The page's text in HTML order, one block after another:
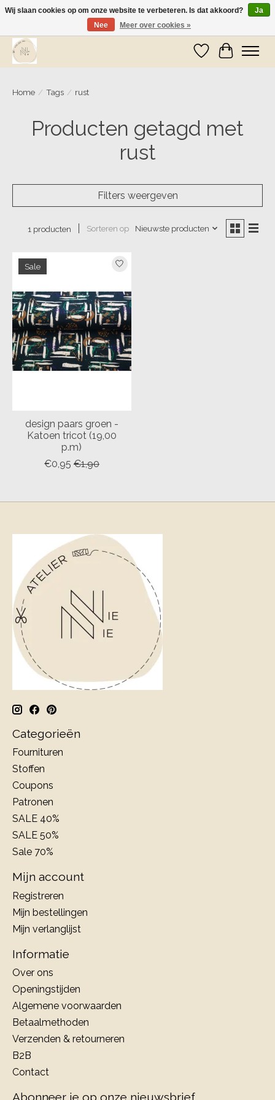
Wij zijn op vakantie! Vanaf zaterdag 9 mei worden er weer pakketjes verzonden
Verlanglijst
Home / Tags / rust
Producten getagd met
rust
Filters weergeven
1 producten Sorteren op Nieuwste producten
Sale
design paars groen -
Katoen tricot (19,00
p.m)
€0,95 €1,90
Categorieën
Fournituren
Stoffen
Coupons
Patronen
SALE 40%
SALE 50%
Sale 70%
Mijn account
Registreren
Mijn bestellingen
Mijn verlanglijst
Informatie
Over ons
Openingstijden
Algemene voorwaarden
Betaalmethoden
Verzenden & retourneren
B2B
Contact
Abonneer je op onze nieuwsbrief
Wij slaan cookies op om onze website te verbeteren. Is dat akkoord?
Ja
Nee
Meer over cookies »